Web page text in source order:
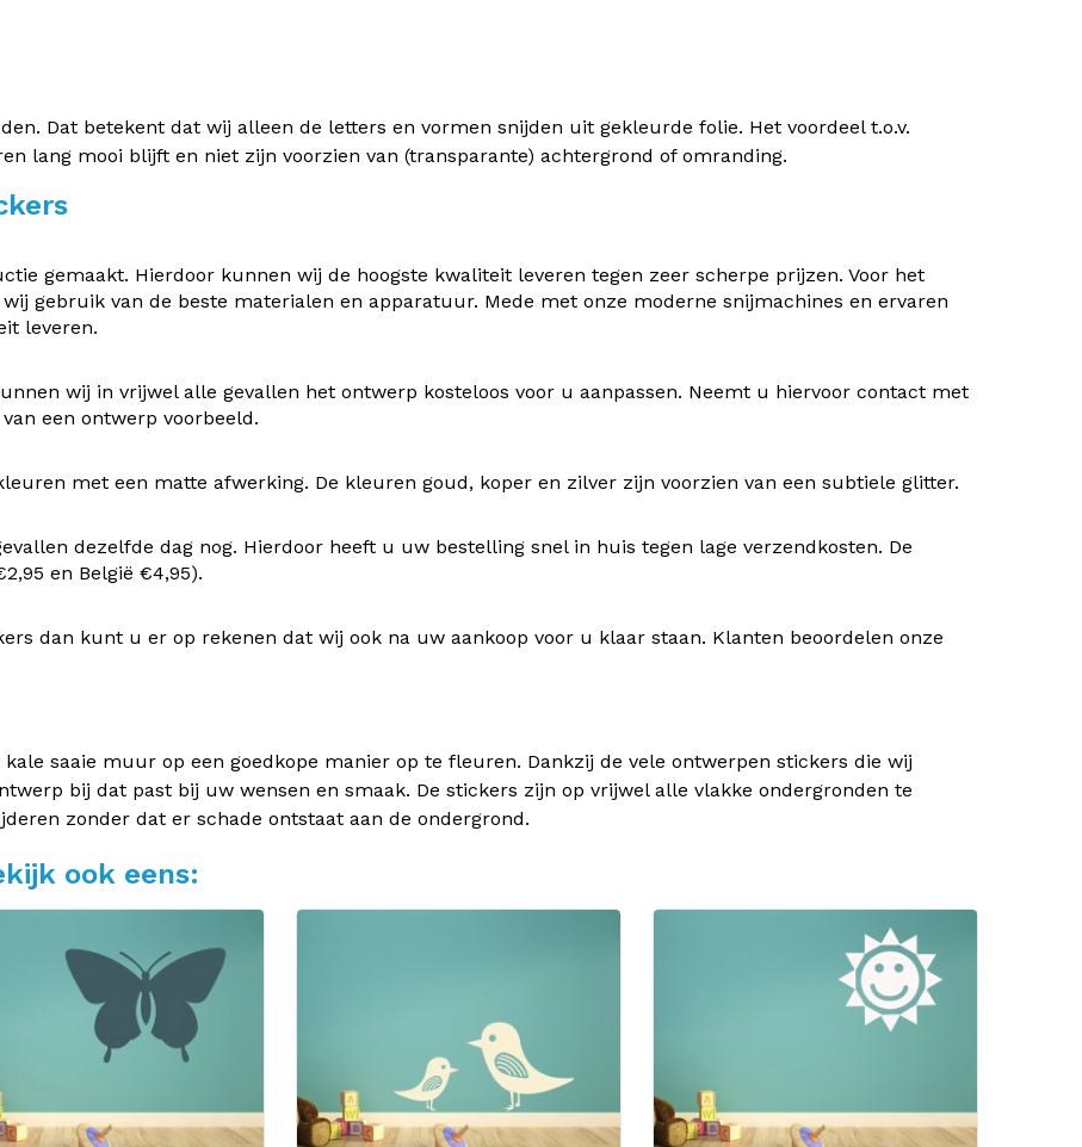
Dat betekent dat wij alleen de letters en vormen snijden uit gekleurde folie. Het voordeel t.o.v.
lang mooi blijft en niet zijn voorzien van (transparante) achtergrond of omranding.
gemaakt. Hierdoor kunnen wij de hoogste kwaliteit leveren tegen zeer scherpe prijzen. Voor het
gebruik van de beste materialen en apparatuur. Mede met onze moderne snijmachines en ervaren
leveren.
wij in vrijwel alle gevallen het ontwerp kosteloos voor u aanpassen. Neemt u hiervoor contact met
een ontwerp voorbeeld.
met een matte afwerking. De kleuren goud, koper en zilver zijn voorzien van een subtiele glitter.
dezelfde dag nog. Hierdoor heeft u uw bestelling snel in huis tegen lage verzendkosten. De
en België €4,95).
dan kunt u er op rekenen dat wij ook na uw aankoop voor u klaar staan. Klanten beoordelen onze
saaie muur op een goedkope manier op te fleuren. Dankzij de vele ontwerpen stickers die wij
bij dat past bij uw wensen en smaak. De stickers zijn op vrijwel alle vlakke ondergronden te
zonder dat er schade ontstaat aan de ondergrond.
ook eens: